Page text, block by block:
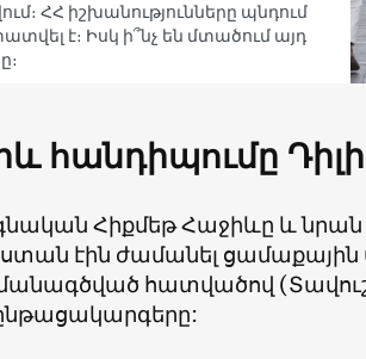
ՀՀ իշխանությունները պնդում
է։ Իսկ ի՞նչ են մտածում այդ
հանդիպումը
Հիքմեթ Հաջիևը և նրան
էին ժամանել
հատվածով